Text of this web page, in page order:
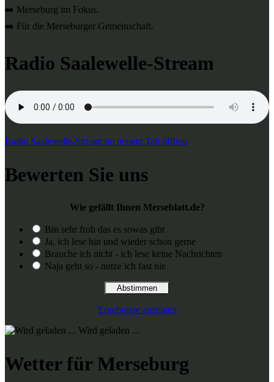
➡️ Merseburg im Fokus.
➡️ Für die Merseburger Gemeinschaft.
Radio Saalewelle-Stream
Radio Saalewelle-Stream im neuem Tab öffnen
Bewerten Sie uns
Wie gefällt Ihnen Merseblatt.de?
Bin sehr froh das es sowas gibt
Ja, ich lese hin und wieder schon gerne
Brauche ich nicht - ich lese keine Nachrichten
Naja geht so - nutze ich fast nie
Ergebnisse anzeigen
Wird geladen ...
Wetter für Merseburg